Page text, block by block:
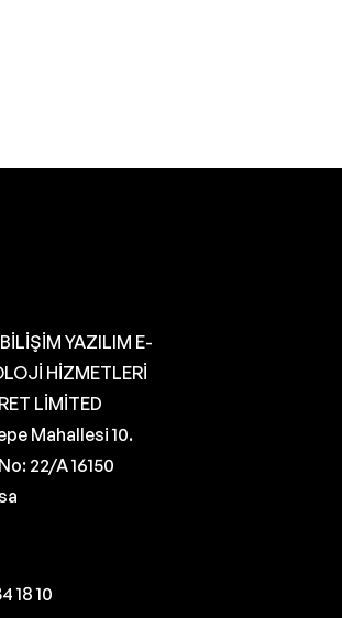
YAZILIM E-
HİZMETLERİ
LİMİTED
Mahallesi 10.
22/A 16150
18 10